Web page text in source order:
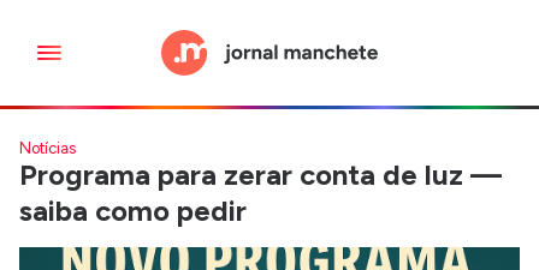
Notícias
Programa para zerar conta de luz —
saiba como pedir